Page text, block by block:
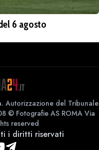
6 agosto
Autorizzazione del Tribunale
© Fotografie AS ROMA Via
reserved
i diritti riservati